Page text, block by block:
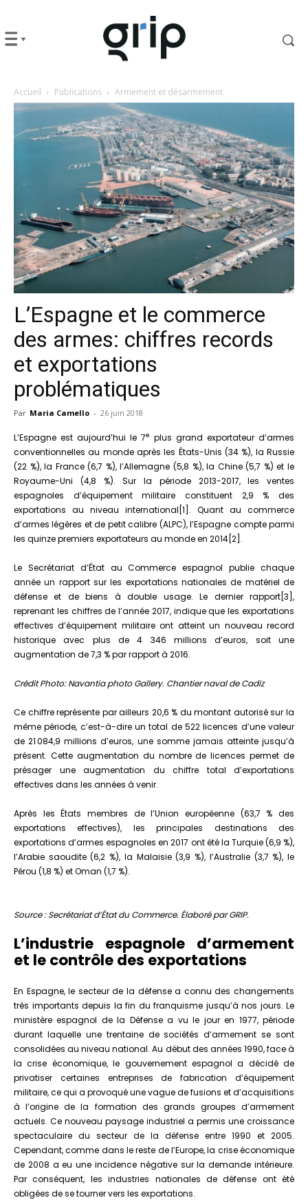
Accueil Publications Armement et désarmement
L’Espagne et le commerce
des armes: chiffres records
et exportations
problématiques
Par Maria Camello - 26 juin 2018
L’Espagne est aujourd’hui le 7e plus grand exportateur d’armes
conventionnelles au monde après les États-Unis (34 %), la Russie
(22 %), la France (6,7 %), l’Allemagne (5,8 %), la Chine (5,7 %) et le
Royaume-Uni (4,8 %). Sur la période 2013-2017, les ventes
espagnoles d’équipement militaire constituent 2,9 % des
exportations au niveau international[1]. Quant au commerce
d’armes légères et de petit calibre (ALPC), l’Espagne compte parmi
les quinze premiers exportateurs au monde en 2014[2].
Le Secrétariat d’État au Commerce espagnol publie chaque
année un rapport sur les exportations nationales de matériel de
défense et de biens à double usage. Le dernier rapport[3],
reprenant les chiffres de l’année 2017, indique que les exportations
effectives d’équipement militaire ont atteint un nouveau record
historique avec plus de 4 346 millions d’euros, soit une
augmentation de 7,3 % par rapport à 2016.
Crédit Photo: Navantia photo Gallery. Chantier naval de Cadiz
Ce chiffre représente par ailleurs 20,6 % du montant autorisé sur la
même période, c’est-à-dire un total de 522 licences d’une valeur
de 21 084,9 millions d’euros, une somme jamais atteinte jusqu’à
présent. Cette augmentation du nombre de licences permet de
présager une augmentation du chiffre total d’exportations
effectives dans les années à venir.
Après les États membres de l’Union européenne (63,7 % des
exportations effectives), les principales destinations des
exportations d’armes espagnoles en 2017 ont été la Turquie (6,9 %),
l’Arabie saoudite (6,2 %), la Malaisie (3,9 %), l’Australie (3,7 %), le
Pérou (1,8 %) et Oman (1,7 %).
Source : Secrétariat d’État du Commerce. Élaboré par GRIP.
L’industrie espagnole d’armement
et le contrôle des exportations
En Espagne, le secteur de la défense a connu des changements
très importants depuis la fin du franquisme jusqu’à nos jours. Le
ministère espagnol de la Défense a vu le jour en 1977, période
durant laquelle une trentaine de sociétés d’armement se sont
consolidées au niveau national. Au début des années 1990, face à
la crise économique, le gouvernement espagnol a décidé de
privatiser certaines entreprises de fabrication d’équipement
militaire, ce qui a provoqué une vague de fusions et d’acquisitions
à l’origine de la formation des grands groupes d’armement
actuels. Ce nouveau paysage industriel a permis une croissance
spectaculaire du secteur de la défense entre 1990 et 2005.
Cependant, comme dans le reste de l’Europe, la crise économique
de 2008 a eu une incidence négative sur la demande intérieure.
Par conséquent, les industries nationales de défense ont été
obligées de se tourner vers les exportations.